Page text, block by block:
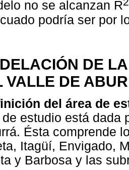
no se alcanzan R
podría ser por
DE
VALLE DE
del área de
de estudio está dada
Ésta comprende
Itagüí, Envigado,
y Barbosa y las